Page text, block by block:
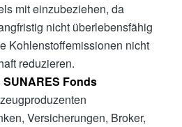
mit einzubeziehen, da
nicht überlebensfähig
Kohlenstoffemissionen nicht
reduzieren.
Fonds
Versicherungen, Broker,